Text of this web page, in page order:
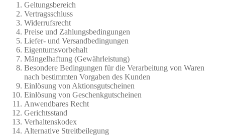
Geltungsbereich
Vertragsschluss
Widerrufsrecht
Preise und Zahlungsbedingungen
Liefer- und Versandbedingungen
Eigentumsvorbehalt
Mängelhaftung (Gewährleistung)
Besondere Bedingungen für die Verarbeitung von Waren
nach bestimmten Vorgaben des Kunden
Einlösung von Aktionsgutscheinen
Einlösung von Geschenkgutscheinen
Anwendbares Recht
Gerichtsstand
Verhaltenskodex
Alternative Streitbeilegung